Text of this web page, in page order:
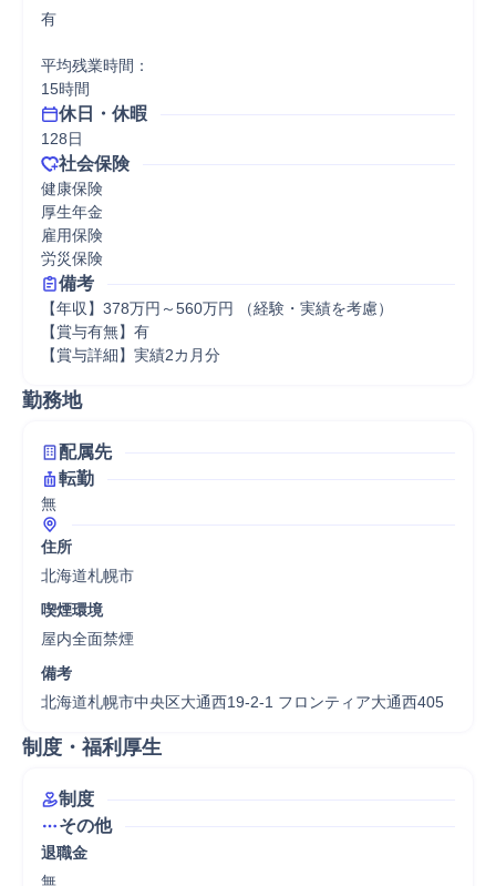
有
平均残業時間：
15時間
休日・休暇
128日
社会保険
健康保険
厚生年金
雇用保険
労災保険
備考
【年収】378万円～560万円 （経験・実績を考慮）
【賞与有無】有
【賞与詳細】実績2カ月分
勤務地
配属先
転勤
無
住所
北海道札幌市
喫煙環境
屋内全面禁煙
備考
北海道札幌市中央区大通西19-2-1 フロンティア大通西405
制度・福利厚生
制度
その他
退職金
無